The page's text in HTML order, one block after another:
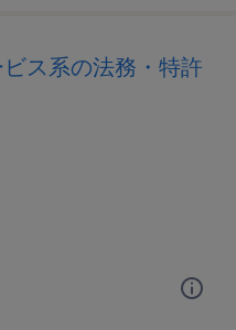
ス系の法務・特許